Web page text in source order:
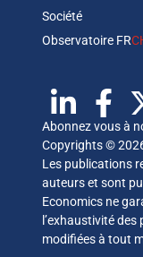
Société
Observatoire FR
Abonnez vous à
Copyrights ©
Les publications
auteurs et sont
Economics ne
l’exhaustivité
modifiées à tout